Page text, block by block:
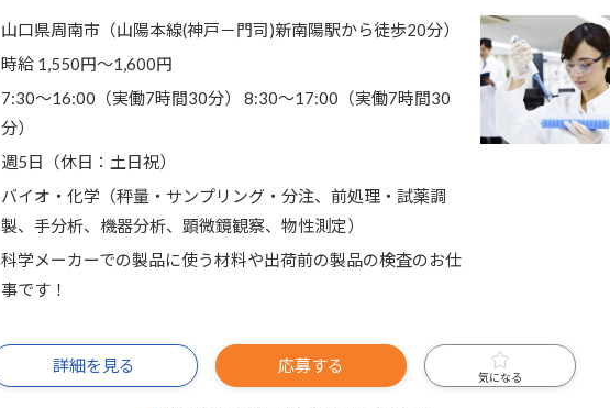
山口県周南市（山陽本線(神戸－門司)新南陽駅から徒歩20分）
時給 1,550円〜1,600円
7:30～16:00（実働7時間30分） 8:30～17:00（実働7時間30
分）
週5日（休日：土日祝）
バイオ・化学（秤量・サンプリング・分注、前処理・試薬調
製、手分析、機器分析、顕微鏡観察、物性測定）
科学メーカーでの製品に使う材料や出荷前の製品の検査のお仕
事です！
詳細を見る 応募する
気になる